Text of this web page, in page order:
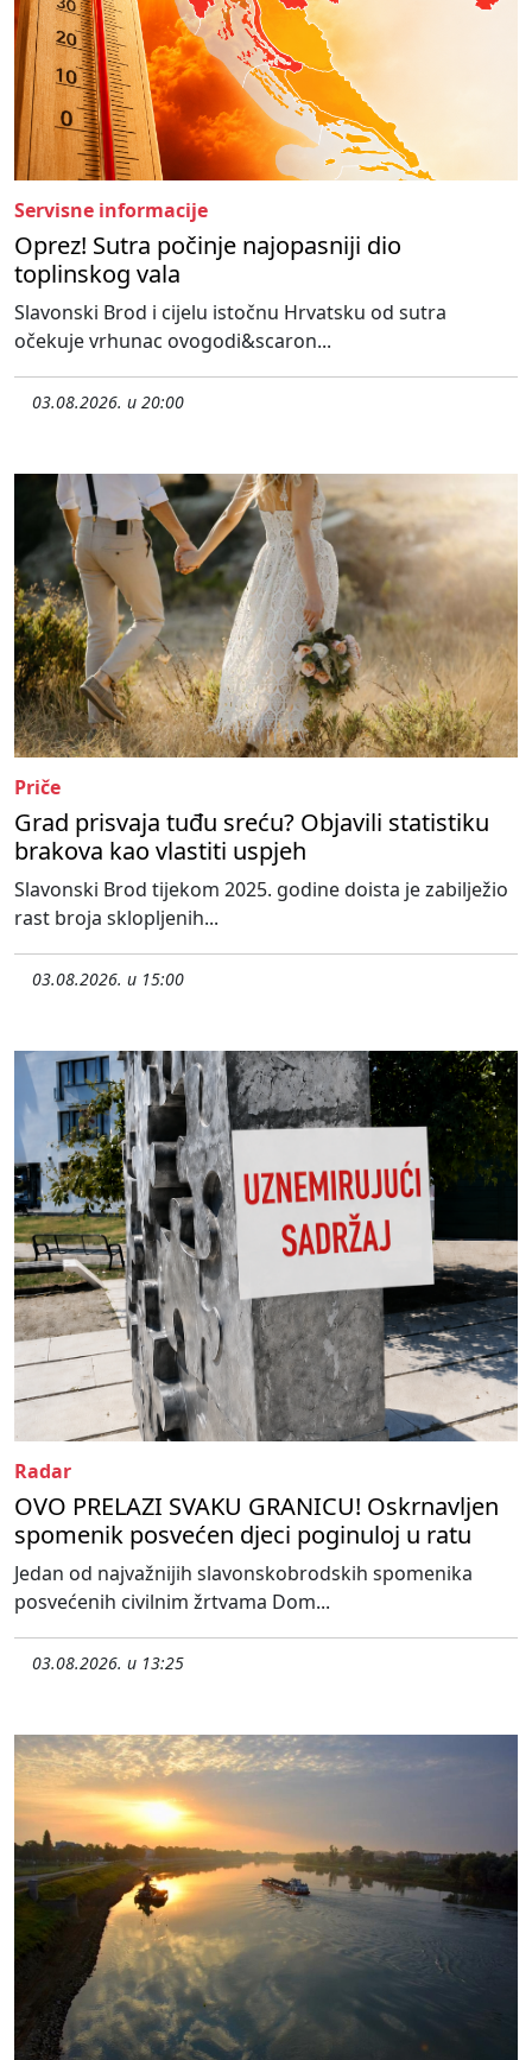
Servisne informacije
Oprez! Sutra počinje najopasniji dio
toplinskog vala
Slavonski Brod i cijelu istočnu Hrvatsku od sutra
očekuje vrhunac ovogodi&scaron...
03.08.2026. u 20:00
Priče
Grad prisvaja tuđu sreću? Objavili statistiku
brakova kao vlastiti uspjeh
Slavonski Brod tijekom 2025. godine doista je zabilježio
rast broja sklopljenih...
03.08.2026. u 15:00
Radar
OVO PRELAZI SVAKU GRANICU! Oskrnavljen
spomenik posvećen djeci poginuloj u ratu
Jedan od najvažnijih slavonskobrodskih spomenika
posvećenih civilnim žrtvama Dom...
03.08.2026. u 13:25